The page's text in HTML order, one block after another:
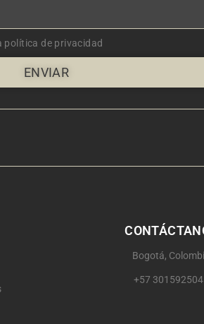
política de privacidad
ENVIAR
Bogotá,
+57